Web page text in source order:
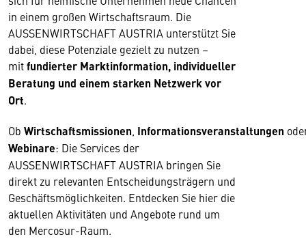
in einem großen Wirtschaftsraum. Die
AUSSENWIRTSCHAFT AUSTRIA unterstützt Sie
dabei, diese Potenziale gezielt zu nutzen –
mitfundierter Marktinformation, individueller
Beratung und einem starken Netzwerk vor
Ort.
Ob Wirtschaftsmissionen Informationsveranstaltungen
Webinare: Die Services der
AUSSENWIRTSCHAFT AUSTRIA bringen Sie
direkt zu relevanten Entscheidungsträgern und
Geschäftsmöglichkeiten. Entdecken Sie hier die
aktuellen Aktivitäten und Angebote rund um
den Mercosur-Raum.